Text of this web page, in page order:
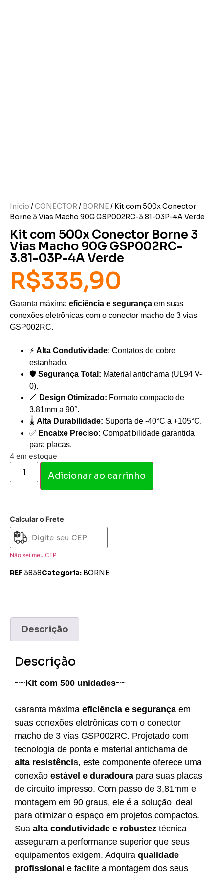
Início /CONECTOR/ BORNE / Kit com 500x Conector
Borne 3 Vias Macho 90G GSP002RC-3.81-03P-4A Verde
Kit com 500x Conector Borne 3
Vias Macho 90G GSP002RC-
3.81-03P-4A Verde
R$335,90
Garanta máxima eficiência e segurança em suas
conexões eletrônicas com o conector macho de 3 vias
GSP002RC.
⚡ Alta Condutividade: Contatos de cobre
estanhado.
🛡️ Segurança Total: Material antichama (UL94 V-
0).
📐 Design Otimizado: Formato compacto de
3,81mm a 90°.
🌡️ Alta Durabilidade: Suporta de -40°C a +105°C.
✅ Encaixe Preciso: Compatibilidade garantida
para placas.
4 em estoque
Adicionar ao carrinho
Calcular o Frete
Não sei meu CEP
REF 3838Categoria: BORNE
Descrição
Descrição
~~Kit com 500 unidades~~
Garanta máxima eficiência e segurança em
suas conexões eletrônicas com o conector
macho de 3 vias GSP002RC. Projetado com
tecnologia de ponta e material antichama de
alta resistência, este componente oferece uma
conexão estável e duradoura para suas placas
de circuito impresso. Com passo de 3,81mm e
montagem em 90 graus, ele é a solução ideal
para otimizar o espaço em projetos compactos.
Sua alta condutividade e robustez técnica
asseguram a performance superior que seus
equipamentos exigem. Adquira qualidade
profissional e facilite a montagem dos seus